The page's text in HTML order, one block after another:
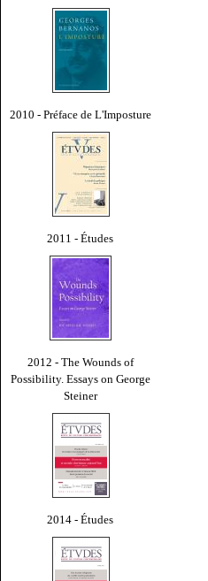
2010 - Préface de L'Imposture
2011 - Études
2012 - The Wounds of
Possibility. Essays on George
Steiner
2014 - Études